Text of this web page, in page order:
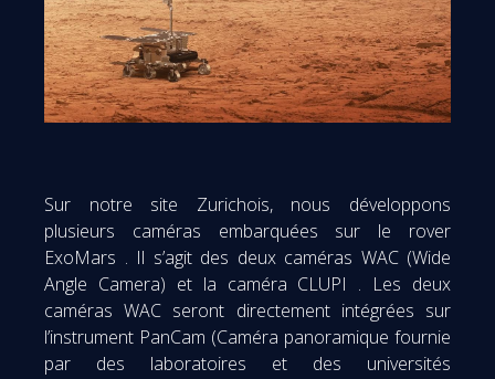
Sur notre site Zurichois, nous développons
plusieurs caméras embarquées sur le rover
ExoMars . Il s’agit des deux caméras WAC (Wide
Angle Camera) et la caméra CLUPI . Les deux
caméras WAC seront directement intégrées sur
l’instrument PanCam (Caméra panoramique fournie
par des laboratoires et des universités